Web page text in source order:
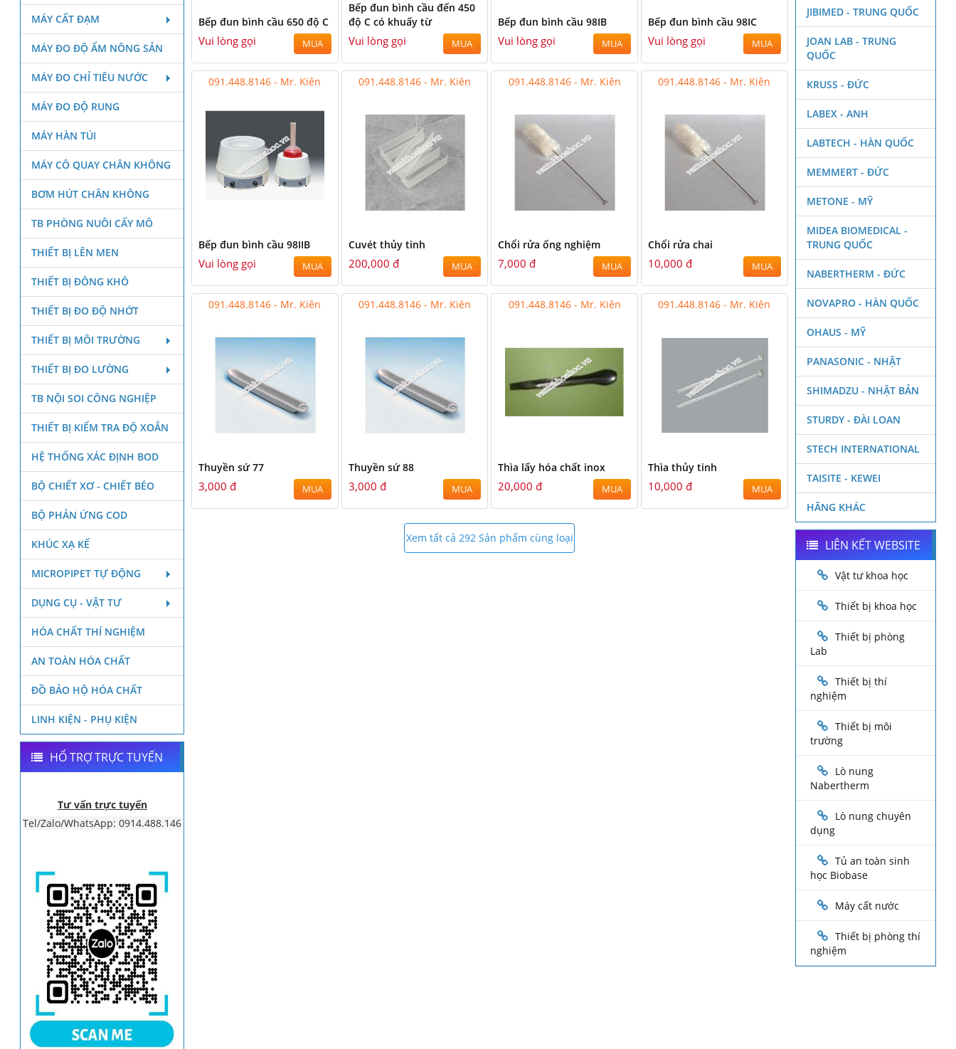
Bếp đun bình cầu 650 độ C
Vui lòng gọi MUA
Bếp đun bình cầu đến 450
độ C có khuấy từ
Vui lòng gọi MUA
Bếp đun bình cầu 98IB
Vui lòng gọi MUA
Bếp đun bình cầu 98IC
Vui lòng gọi MUA
091.448.8146 - Mr. Kiên
Bếp đun bình cầu 98IIB
Vui lòng gọi MUA
091.448.8146 - Mr. Kiên
Cuvét thủy tinh
200,000 đ MUA
091.448.8146 - Mr. Kiên
Chổi rửa ống nghiệm
7,000 đ MUA
091.448.8146 - Mr. Kiên
Chổi rửa chai
10,000 đ MUA
091.448.8146 - Mr. Kiên
Thuyền sứ 77
3,000 đ MUA
091.448.8146 - Mr. Kiên
Thuyền sứ 88
3,000 đ MUA
091.448.8146 - Mr. Kiên
Thìa lấy hóa chất inox
20,000 đ MUA
091.448.8146 - Mr. Kiên
Thìa thủy tinh
10,000 đ MUA
Xem tất cả 292 Sản phẩm cùng loại
MÁY CẤT ĐẠM
MÁY ĐO ĐỘ ẨM NÔNG SẢN
MÁY ĐO CHỈ TIÊU NƯỚC
MÁY ĐO ĐỘ RUNG
MÁY HÀN TÚI
MÁY CÔ QUAY CHÂN KHÔNG
BƠM HÚT CHÂN KHÔNG
TB PHÒNG NUÔI CẤY MÔ
THIẾT BỊ LÊN MEN
THIẾT BỊ ĐÔNG KHÔ
THIẾT BỊ ĐO ĐỘ NHỚT
THIẾT BỊ MÔI TRƯỜNG
THIẾT BỊ ĐO LƯỜNG
TB NỘI SOI CÔNG NGHIỆP
THIẾT BỊ KIỂM TRA ĐỘ XOẮN
HỆ THỐNG XÁC ĐỊNH BOD
BỘ CHIẾT XƠ - CHIẾT BÉO
BỘ PHẢN ỨNG COD
KHÚC XẠ KẾ
MICROPIPET TỰ ĐỘNG
DỤNG CỤ - VẬT TƯ
HÓA CHẤT THÍ NGHIỆM
AN TOÀN HÓA CHẤT
ĐỒ BẢO HỘ HÓA CHẤT
LINH KIỆN - PHỤ KIỆN
HỔ TRỢ TRỰC TUYẾN
Tư vấn trực tuyến
Tel/Zalo/WhatsApp: 0914.488.146
JIBIMED - TRUNG QUỐC
JOAN LAB - TRUNG
QUỐC
KRUSS - ĐỨC
LABEX - ANH
LABTECH - HÀN QUỐC
MEMMERT - ĐỨC
METONE - MỸ
MIDEA BIOMEDICAL -
TRUNG QUỐC
NABERTHERM - ĐỨC
NOVAPRO - HÀN QUỐC
OHAUS - MỸ
PANASONIC - NHẬT
SHIMADZU - NHẬT BẢN
STURDY - ĐÀI LOAN
STECH INTERNATIONAL
TAISITE - KEWEI
HÃNG KHÁC
LIÊN KẾT WEBSITE
Vật tư khoa học
Thiết bị khoa học
Thiết bị phòng
Lab
Thiết bị thí
nghiệm
Thiết bị môi
trường
Lò nung
Nabertherm
Lò nung chuyên
dụng
Tủ an toàn sinh
học Biobase
Máy cất nước
Thiết bị phòng thí
nghiệm